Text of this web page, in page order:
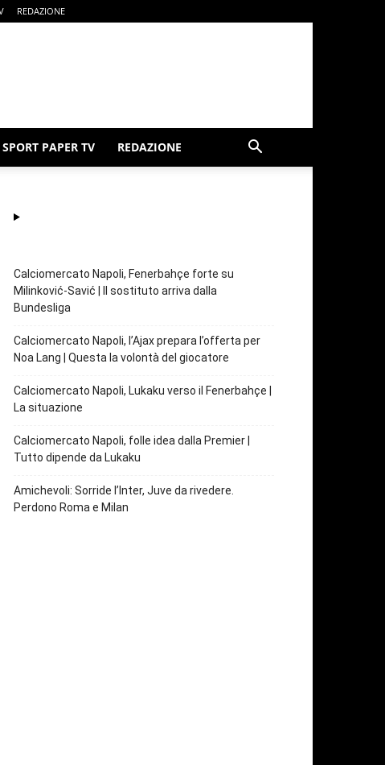
REDAZIONE
SPORT PAPER TV REDAZIONE
Calciomercato Napoli, Fenerbahçe forte su
Milinković-Savić | Il sostituto arriva dalla
Bundesliga
Calciomercato Napoli, l’Ajax prepara l’offerta per
Noa Lang | Questa la volontà del giocatore
Calciomercato Napoli, Lukaku verso il Fenerbahçe |
La situazione
Calciomercato Napoli, folle idea dalla Premier |
Tutto dipende da Lukaku
Amichevoli: Sorride l’Inter, Juve da rivedere.
Perdono Roma e Milan